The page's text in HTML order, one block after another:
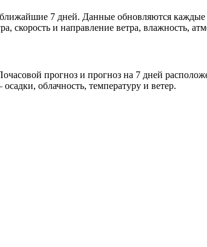
7 дней. Данные обновляются
скорость и направление ветра, влажность,
прогноз и прогноз на 7 дней
облачность, температуру и ветер.